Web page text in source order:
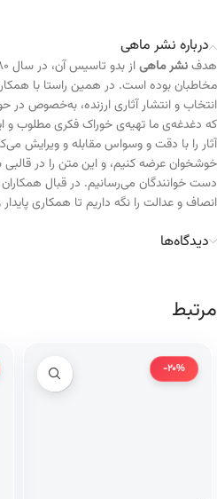
درباره نشر ماهی
هدفنشر ماهی
مخاطبان بوده است. در همین راستا با
انتخاب و انتشار آثاری ارزنده، به‌خصوص در
که دغدغه‌ی ما تهیه‌ی خوراک فکری مطلوب و
آثار را با دقت و وسواس مقابله و ویرایش
خوشخوان عرضه کنیم، و این متن را در
دست خوانندگان می‌رسانیم. در قبال
انصاف و عدالت را نگه داریم تا همکاری
دیدگاه‌ها
مرتبط
-20%